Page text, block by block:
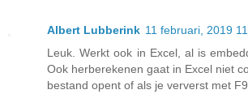
Albert Lubberink 11 februari, 2019
Leuk. Werkt ook in Excel, al is
Ook herberekenen gaat in Excel niet
bestand opent of als je ververst met